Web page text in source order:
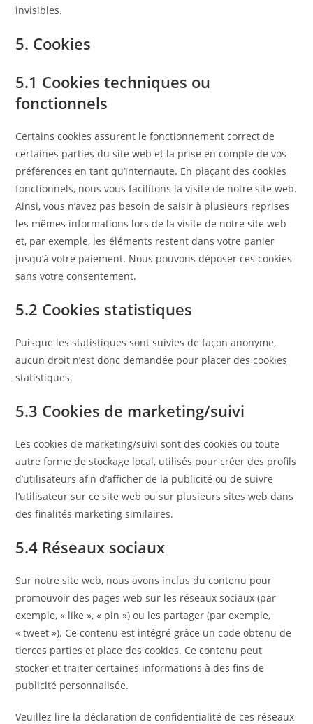
invisibles.
5. Cookies
5.1 Cookies techniques ou
fonctionnels
Certains cookies assurent le fonctionnement correct de
certaines parties du site web et la prise en compte de vos
préférences en tant qu’internaute. En plaçant des cookies
fonctionnels, nous vous facilitons la visite de notre site web.
Ainsi, vous n’avez pas besoin de saisir à plusieurs reprises
les mêmes informations lors de la visite de notre site web
et, par exemple, les éléments restent dans votre panier
jusqu’à votre paiement. Nous pouvons déposer ces cookies
sans votre consentement.
5.2 Cookies statistiques
Puisque les statistiques sont suivies de façon anonyme,
aucun droit n’est donc demandée pour placer des cookies
statistiques.
5.3 Cookies de marketing/suivi
Les cookies de marketing/suivi sont des cookies ou toute
autre forme de stockage local, utilisés pour créer des profils
d’utilisateurs afin d’afficher de la publicité ou de suivre
l’utilisateur sur ce site web ou sur plusieurs sites web dans
des finalités marketing similaires.
5.4 Réseaux sociaux
Sur notre site web, nous avons inclus du contenu pour
promouvoir des pages web sur les réseaux sociaux (par
exemple, « like », « pin ») ou les partager (par exemple,
« tweet »). Ce contenu est intégré grâce un code obtenu de
tierces parties et place des cookies. Ce contenu peut
stocker et traiter certaines informations à des fins de
publicité personnalisée.
Veuillez lire la déclaration de confidentialité de ces réseaux